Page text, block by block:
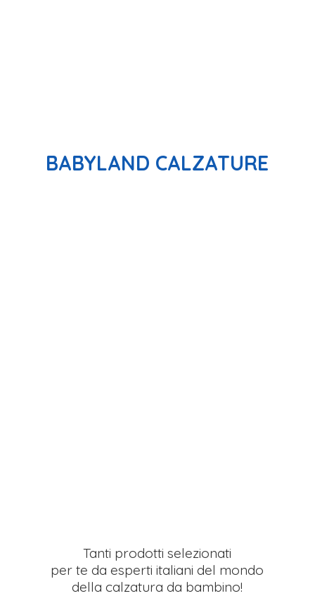
BABYLAND CALZATURE
Tanti prodotti selezionati
per te da esperti italiani del mondo
della calzatura da bambino!